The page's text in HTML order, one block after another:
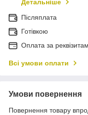
Детальніше
Післяплата
Готівкою
Оплата за
Всі умови оплати
Умови повернення
Повернення товару